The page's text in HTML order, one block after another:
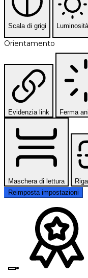
Scala di grigi Luminosità
Orientamento
Evidenzia link Ferma
Maschera di lettura
Reimposta impostazioni